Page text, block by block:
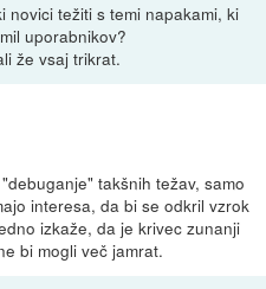
novici težiti s temi napakami, ki
uporabnikov?
že vsaj trikrat.
takšnih težav, samo
interesa, da bi se odkril vzrok
izkaže, da je krivec zunanji
bi mogli več jamrat.